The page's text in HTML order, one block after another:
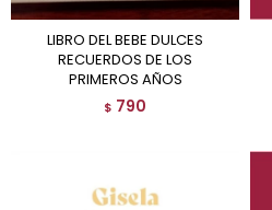
LIBRO DEL BEBE DULCES
RECUERDOS DE LOS
PRIMEROS AÑOS
$ 790